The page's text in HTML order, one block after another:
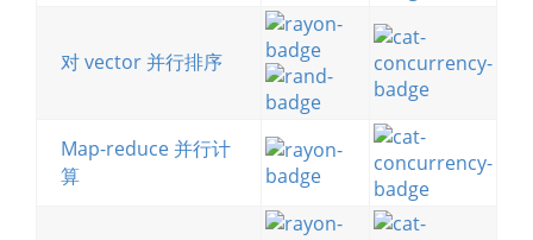
对 vector 并行排序
Map-reduce 并行计
算